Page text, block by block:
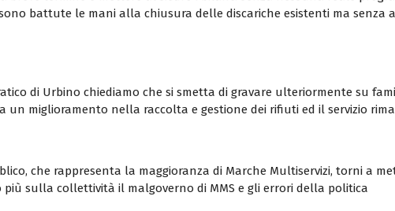
battute le mani alla chiusura delle discariche esistenti ma
di Urbino chiediamo che si smetta di gravare ulteriormente su
un miglioramento nella raccolta e gestione dei rifiuti ed il servizio
che rappresenta la maggioranza di Marche Multiservizi, torni a
più sulla collettività il malgoverno di MMS e gli errori della politica